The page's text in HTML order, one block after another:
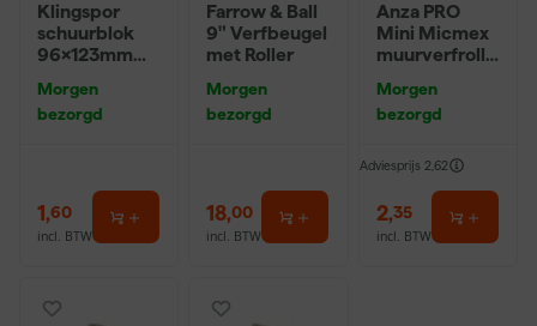
Klingspor
schuurblok
96x123mm
Morgen
bezorgd
1,60
incl. BTW
Farrow & Ball
9" Verfbeugel
met Roller
Morgen
bezorgd
18,00
incl. BTW
Anza PRO
Mini Micmex
muurverfrolle
Morgen
bezorgd
Adviesprijs 2,62
2,35
incl. BTW